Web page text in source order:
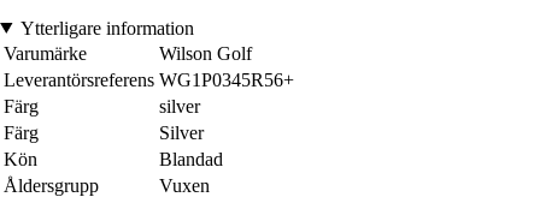
Ytterligare information
Varumärke
Wilson Golf
Leverantörsreferens WG1P0345R56+
Färg
silver
Färg
Silver
Kön
Blandad
Åldersgrupp
Vuxen